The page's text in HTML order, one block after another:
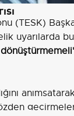
(TESK)
uyarılarda